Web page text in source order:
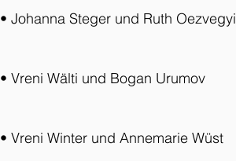
• Johanna Steger und Ruth Oezvegyi
• Vreni Wälti und Bogan Urumov
• Vreni Winter und Annemarie Wüst